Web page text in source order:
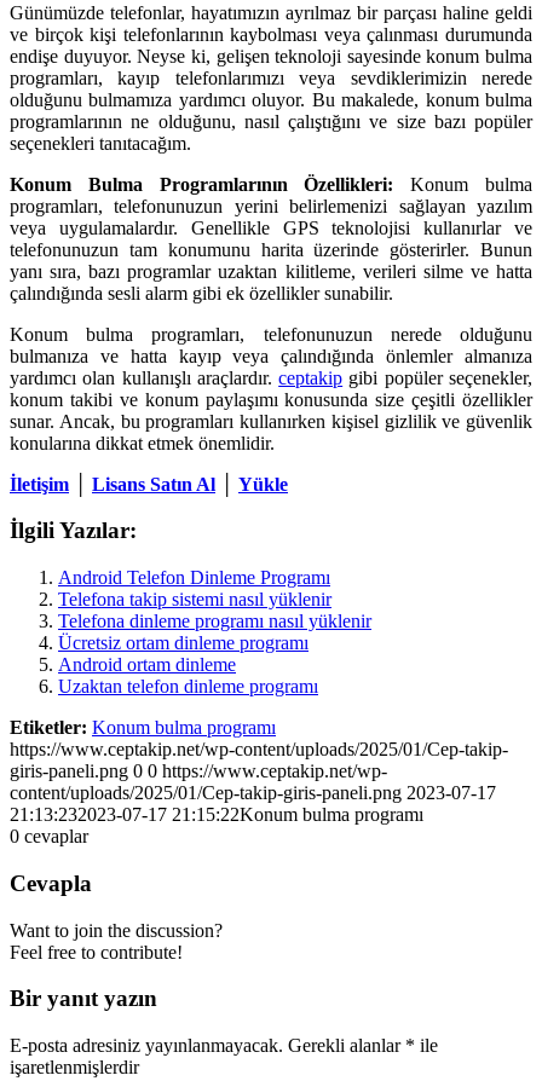
Günümüzde telefonlar, hayatımızın ayrılmaz bir parçası haline geldi
ve birçok kişi telefonlarının kaybolması veya çalınması durumunda
endişe duyuyor. Neyse ki, gelişen teknoloji sayesinde konum bulma
programları, kayıp telefonlarımızı veya sevdiklerimizin nerede
olduğunu bulmamıza yardımcı oluyor. Bu makalede, konum bulma
programlarının ne olduğunu, nasıl çalıştığını ve size bazı popüler
seçenekleri tanıtacağım.
Konum Bulma Programlarının Özellikleri: Konum bulma
programları, telefonunuzun yerini belirlemenizi sağlayan yazılım
veya uygulamalardır. Genellikle GPS teknolojisi kullanırlar ve
telefonunuzun tam konumunu harita üzerinde gösterirler. Bunun
yanı sıra, bazı programlar uzaktan kilitleme, verileri silme ve hatta
çalındığında sesli alarm gibi ek özellikler sunabilir.
Konum bulma programları, telefonunuzun nerede olduğunu
bulmanıza ve hatta kayıp veya çalındığında önlemler almanıza
yardımcı olan kullanışlı araçlardır.ceptakip gibi popüler seçenekler,
konum takibi ve konum paylaşımı konusunda size çeşitli özellikler
sunar. Ancak, bu programları kullanırken kişisel gizlilik ve güvenlik
konularına dikkat etmek önemlidir.
İletişim
Lisans Satın Al Yükle
İlgili Yazılar:
Android Telefon Dinleme Programı
Telefona takip sistemi nasıl yüklenir
Telefona dinleme programı nasıl yüklenir
Ücretsiz ortam dinleme programı
Android ortam dinleme
Uzaktan telefon dinleme programı
Etiketler: Konum bulma programı
https://www.ceptakip.net/wp-content/uploads/2025/01/Cep-takip-
giris-paneli.png 0 0 https://www.ceptakip.net/wp-
content/uploads/2025/01/Cep-takip-giris-paneli.png 2023-07-17
21:13:232023-07-17 21:15:22Konum bulma programı
0 cevaplar
Cevapla
Want to join the discussion?
Feel free to contribute!
Bir yanıt yazın
E-posta adresiniz yayınlanmayacak. Gerekli alanlar * ile
işaretlenmişlerdir